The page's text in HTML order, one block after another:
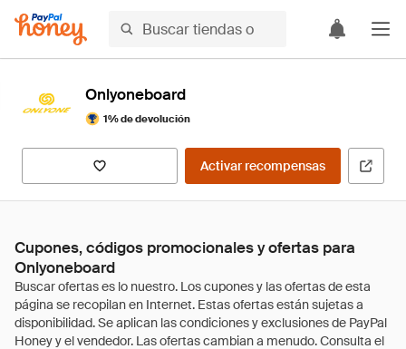
Onlyoneboard
1% de devolución
Activar recompensas
Cupones, códigos promocionales y ofertas para
Onlyoneboard